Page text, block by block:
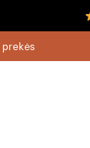
prekės